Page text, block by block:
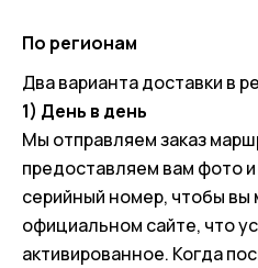
По регионам
Два варианта доставки в
1) День в день
Мы отправляем заказ
предоставляем вам фото
серийный номер, чтобы вы
официальном сайте, что
активированное. Когда